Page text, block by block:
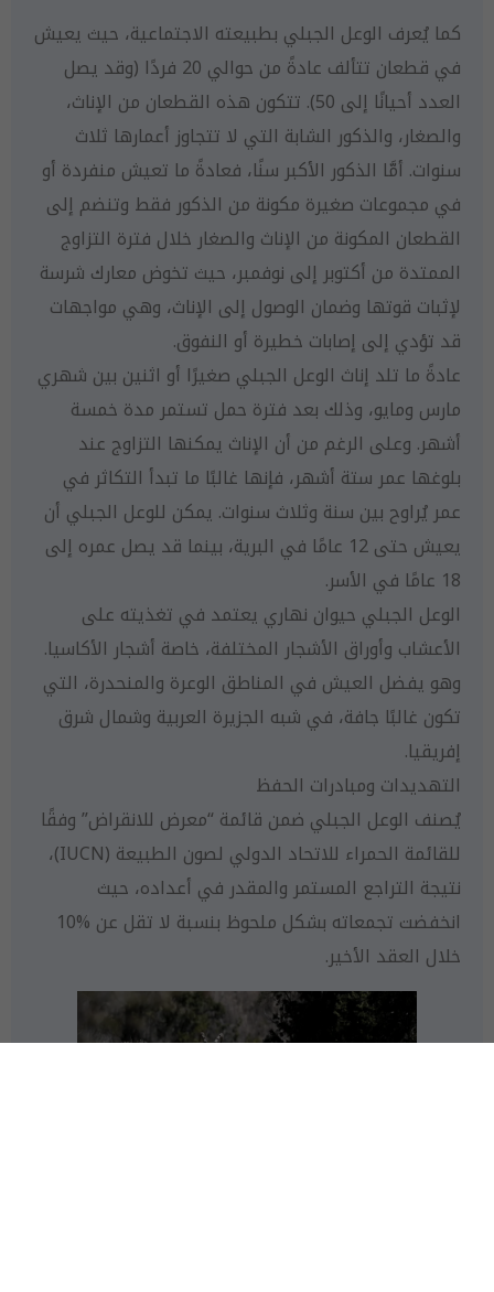
كما يُعرف الوعل الجبلي بطبيعته الاجتماعية، حيث يعيش
في قطعان تتألف عادةً من حوالي 20 فردًا (وقد يصل
العدد أحيانًا إلى 50). تتكون هذه القطعان من الإناث،
والصغار، والذكور الشابة التي لا تتجاوز أعمارها ثلاث
سنوات. أمَّا الذكور الأكبر سنًا، فعادةً ما تعيش منفردة أو
في مجموعات صغيرة مكونة من الذكور فقط وتنضم إلى
القطعان المكونة من الإناث والصغار خلال فترة التزاوج
الممتدة من أكتوبر إلى نوفمبر، حيث تخوض معارك شرسة
لإثبات قوتها وضمان الوصول إلى الإناث، وهي مواجهات
قد تؤدي إلى إصابات خطيرة أو النفوق.
عادةً ما تلد إناث الوعل الجبلي صغيرًا أو اثنين بين شهري
مارس ومايو، وذلك بعد فترة حمل تستمر مدة خمسة
أشهر. وعلى الرغم من أن الإناث يمكنها التزاوج عند
بلوغها عمر ستة أشهر، فإنها غالبًا ما تبدأ التكاثر في
عمر يُراوح بين سنة وثلاث سنوات. يمكن للوعل الجبلي أن
يعيش حتى 12 عامًا في البرية، بينما قد يصل عمره إلى
18 عامًا في الأسر.
الوعل الجبلي حيوان نهاري يعتمد في تغذيته على
الأعشاب وأوراق الأشجار المختلفة، خاصة أشجار الأكاسيا.
وهو يفضل العيش في المناطق الوعرة والمنحدرة، التي
تكون غالبًا جافة، في شبه الجزيرة العربية وشمال شرق
إفريقيا.
التهديدات ومبادرات الحفظ
يُصنف الوعل الجبلي ضمن قائمة “معرض للانقراض” وفقًا
للقائمة الحمراء للاتحاد الدولي لصون الطبيعة (IUCN)،
نتيجة التراجع المستمر والمقدر في أعداده، حيث
انخفضت تجمعاته بشكل ملحوظ بنسبة لا تقل عن %10
خلال العقد الأخير.